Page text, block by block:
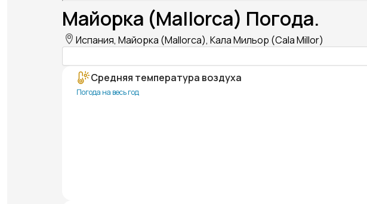
Майорка (Mallorca) Погода.
Испания, Майорка (Mallorca), Кала Мильор (Cala Millor)
Средняя температура воздуха
Погода на весь год